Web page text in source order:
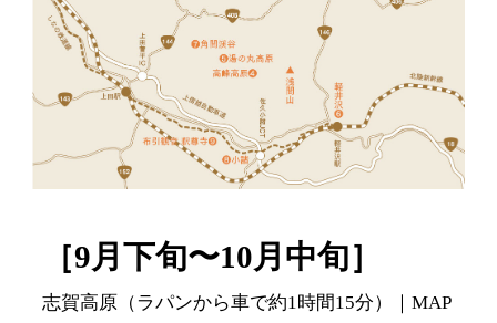
［9月下旬〜10月中旬］
志賀高原（ラパンから車で約1時間15分）｜MAP